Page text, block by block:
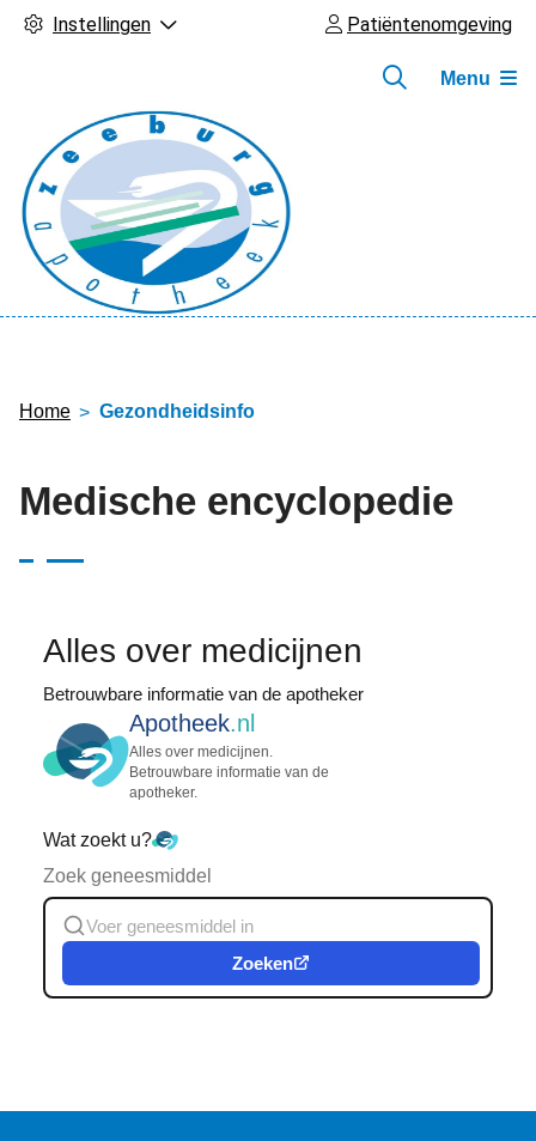
Instellingen Patiëntenomgeving
Menu
Home Gezondheidsinfo
Medische encyclopedie
Alles over medicijnen
Betrouwbare informatie van de apotheker
Apotheek.nl
Alles over medicijnen.
Betrouwbare informatie van de
apotheker.
Wat zoekt u?
Zoek geneesmiddel
Zoeken